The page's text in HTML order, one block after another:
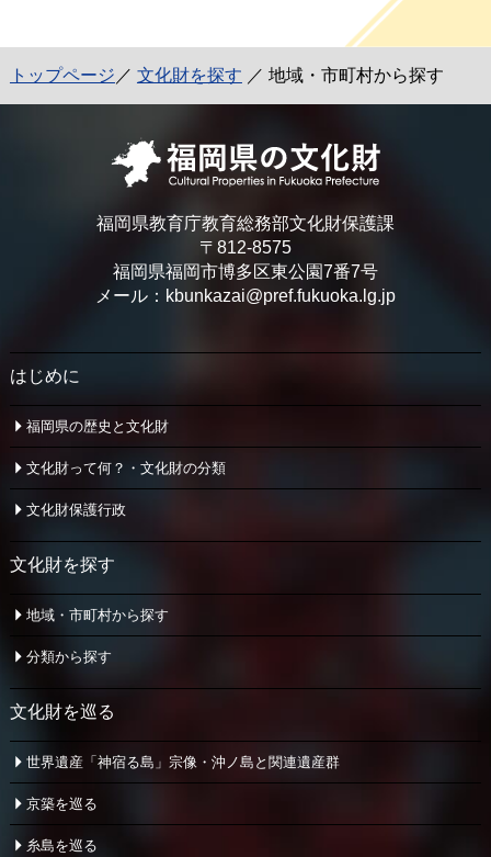
トップページ ／ 文化財を探す ／ 地域・市町村から探す
福岡県教育庁教育総務部文化財保護課
〒812-8575
福岡県福岡市博多区東公園7番7号
メール：kbunkazai@pref.fukuoka.lg.jp
はじめに
福岡県の歴史と文化財
文化財って何？・文化財の分類
文化財保護行政
文化財を探す
地域・市町村から探す
分類から探す
文化財を巡る
世界遺産「神宿る島」宗像・ 沖ノ島と関連遺産群
京築を巡る
糸島を巡る